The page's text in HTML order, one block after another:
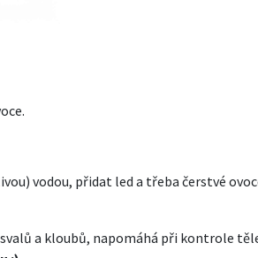
vodou, přidat led a třeba čerstvé
a kloubů, napomáhá při kontrole